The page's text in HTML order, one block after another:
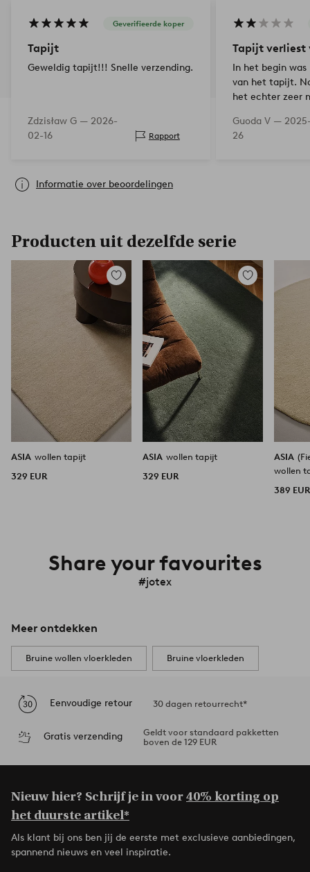
Geverifieerde koper
Tapijt
Geweldig tapijt!!! Snelle verzending.
Zdzisław G — 2026-
02-16
Rapport
Tapijt verliest
In het begin
van het tapijt.
het echter zeer
blijft
om ee…
Guoda V —
26
Informatie over beoordelingen
Producten uit dezelfde serie
Toevoegen
aan
favorieten
ASIA wollen tapijt
329 EUR
Toevoegen
aan
favorieten
ASIA wollen tapijt
329 EUR
ASIA
wollen
389 EUR
Share your favourites
#jotex
Meer ontdekken
Bruine wollen vloerkleden Bruine vloerkleden
Eenvoudige retour 30 dagen retourrecht*
Gratis verzending
Geldt voor standaard pakketten
boven de 129 EUR
Nieuw hier? Schrijf je in voor40% korting op
het duurste artikel*
Als klant bij ons ben jij de eerste met exclusieve aanbiedingen,
spannend nieuws en veel inspiratie.